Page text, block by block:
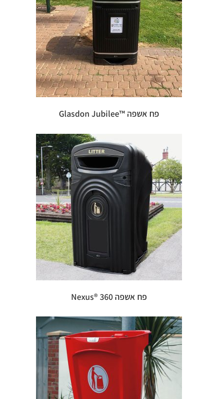
פח אשפה ™Glasdon Jubilee
פח אשפה 360 ®Nexus